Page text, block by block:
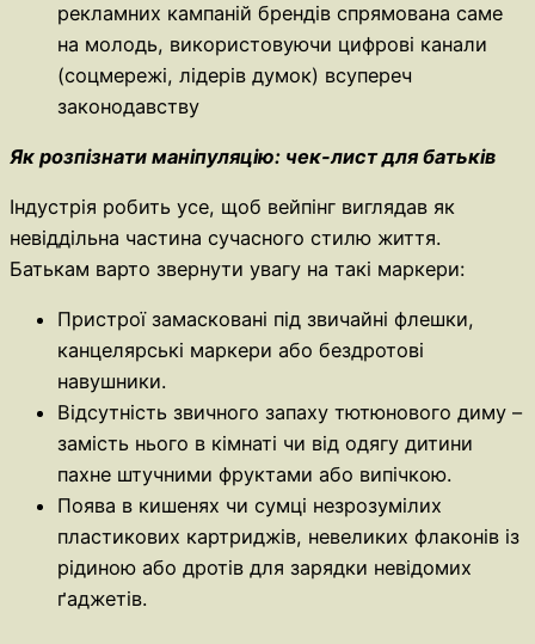
рекламних кампаній брендів спрямована саме
на молодь, використовуючи цифрові канали
(соцмережі, лідерів думок) всупереч
законодавству
Як розпізнати маніпуляцію: чек-лист для батьків
Індустрія робить усе, щоб вейпінг виглядав як
невіддільна частина сучасного стилю життя.
Батькам варто звернути увагу на такі маркери:
Пристрої замасковані під звичайні флешки,
канцелярські маркери або бездротові
навушники.
Відсутність звичного запаху тютюнового диму –
замість нього в кімнаті чи від одягу дитини
пахне штучними фруктами або випічкою.
Поява в кишенях чи сумці незрозумілих
пластикових картриджів, невеликих флаконів із
рідиною або дротів для зарядки невідомих
ґаджетів.